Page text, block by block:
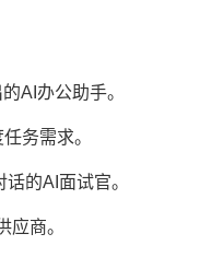
AI办公助手。
务需求。
的AI面试官。
商。